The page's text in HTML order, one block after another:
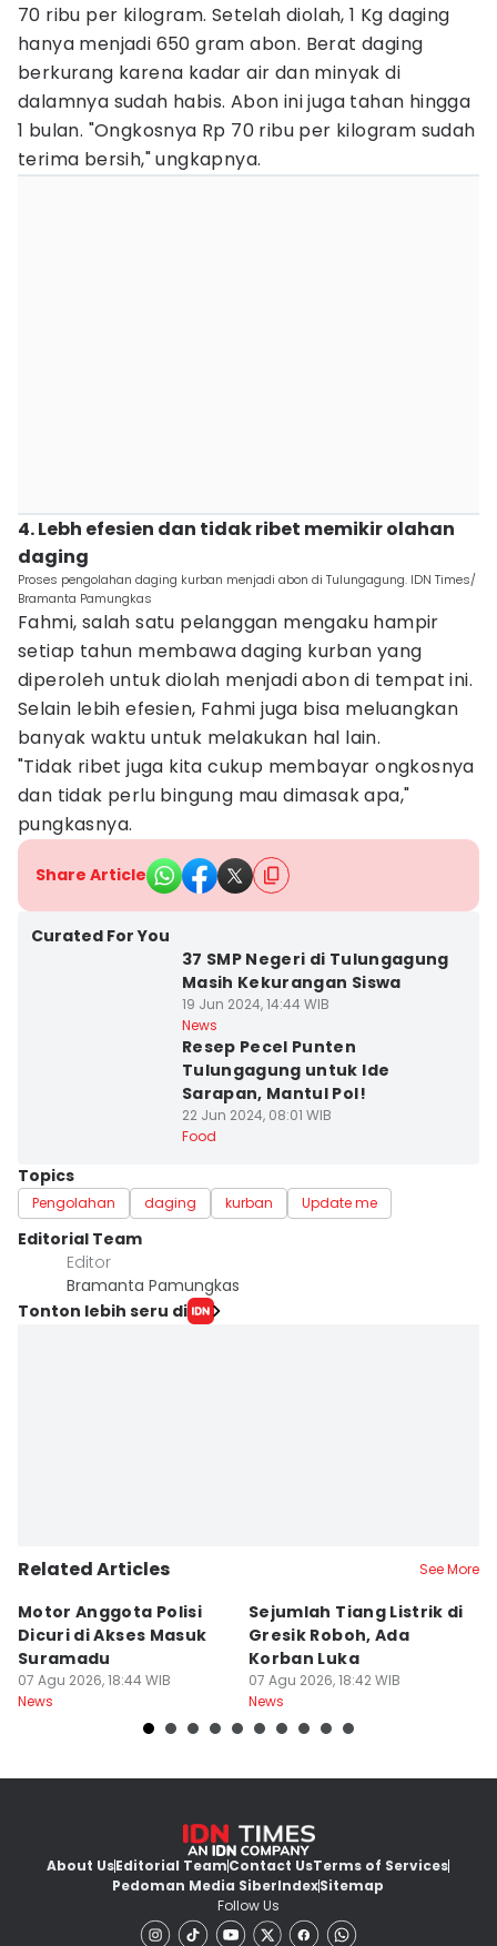
70 ribu per kilogram. Setelah diolah, 1 Kg daging
hanya menjadi 650 gram abon. Berat daging
berkurang karena kadar air dan minyak di
dalamnya sudah habis. Abon ini juga tahan hingga
1 bulan. "Ongkosnya Rp 70 ribu per kilogram sudah
terima bersih," ungkapnya.
4. Lebh efesien dan tidak ribet memikir olahan
daging
Proses pengolahan daging kurban menjadi abon di Tulungagung. IDN Times/
Bramanta Pamungkas
Fahmi, salah satu pelanggan mengaku hampir
setiap tahun membawa daging kurban yang
diperoleh untuk diolah menjadi abon di tempat ini.
Selain lebih efesien, Fahmi juga bisa meluangkan
banyak waktu untuk melakukan hal lain.
"Tidak ribet juga kita cukup membayar ongkosnya
dan tidak perlu bingung mau dimasak apa,"
pungkasnya.
Share Article
Curated For You
37 SMP Negeri di Tulungagung
Masih Kekurangan Siswa
19 Jun 2024, 14:44 WIB
News
Resep Pecel Punten
Tulungagung untuk Ide
Sarapan, Mantul Pol!
22 Jun 2024, 08:01 WIB
Food
Topics
Pengolahan daging kurban Update me
Editorial Team
Editor
Bramanta Pamungkas
Tonton lebih seru di
Related Articles See More
Motor Anggota Polisi
Dicuri di Akses Masuk
Suramadu
07 Agu 2026, 18:44 WIB
News
Sejumlah Tiang Listrik di
Gresik Roboh, Ada
Korban Luka
07 Agu 2026, 18:42 WIB
News
About UsEditorial TeamContact UsTerms of Services
Pedoman Media SiberIndexSitemap
Follow Us